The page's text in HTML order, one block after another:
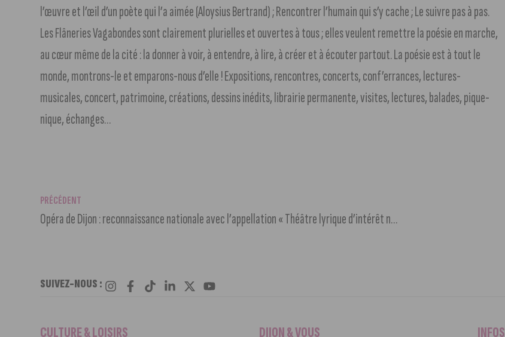
l’œuvre et l’œil d’un poète qui l’a aimée (Aloysius Bertrand) ; Rencontrer l’humain qui s’y cache ; Le suivre pas à pas.
Les Flâneries Vagabondes sont clairement plurielles et ouvertes à tous ; elles veulent remettre la poésie en marche,
au cœur même de la cité : la donner à voir, à entendre, à lire, à créer et à écouter partout. La poésie est à tout le
monde, montrons-le et emparons-nous d’elle ! Expositions, rencontres, concerts, conf’errances, lectures-
musicales, concert, patrimoine, créations, dessins inédits, librairie permanente, visites, lectures, balades, pique-
nique, échanges…
PRÉCÉDENT
Opéra de Dijon : reconnaissance nationale avec l’appellation « Théâtre lyrique d’intérêt national »
SUIVEZ-NOUS :
CULTURE & LOISIRS DIJON & VOUS INFOS